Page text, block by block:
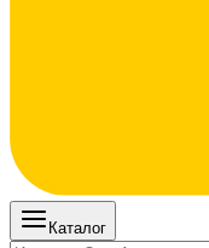
Каталог